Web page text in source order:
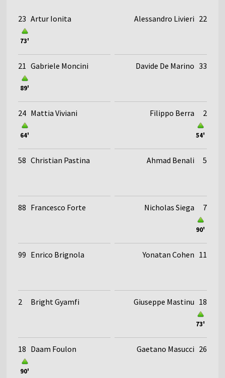
23 Artur Ionita
73'
21 Gabriele Moncini
89'
24 Mattia Viviani
64'
58 Christian Pastina
88 Francesco Forte
99 Enrico Brignola
2 Bright Gyamfi
18 Daam Foulon
90'
Alessandro Livieri 22
Davide De Marino 33
54'
Filippo Berra 2
Ahmad Benali 5
90'
Nicholas Siega 7
Yonatan Cohen 11
73'
Giuseppe Mastinu 18
Gaetano Masucci 26